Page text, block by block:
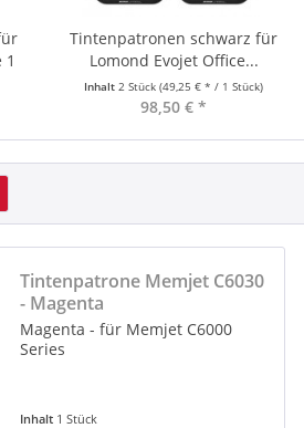
1
Tintenpatronen schwarz für
Lomond Evojet Office...
Inhalt2 Stück(49,25 € * / 1 Stück)
98,50 € *
Tintenpatrone Memjet C6030
- Magenta
Magenta - für Memjet C6000
Series
Inhalt 1 Stück